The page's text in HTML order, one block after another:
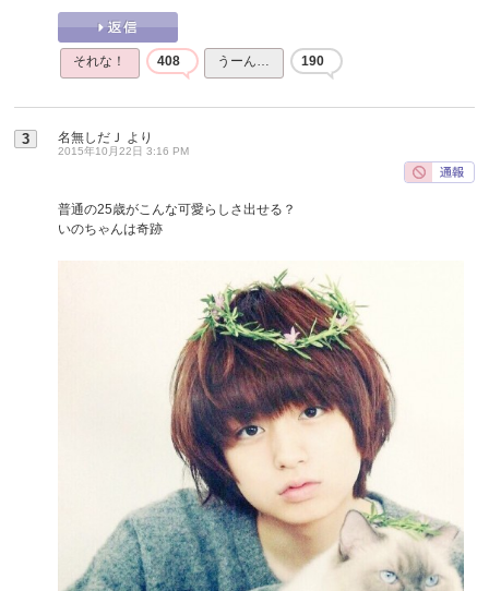
それな！ 408 うーん… 190
3 名無しだＪ より
2015年10月22日 3:16 PM
普通の25歳がこんな可愛らしさ出せる？
いのちゃんは奇跡